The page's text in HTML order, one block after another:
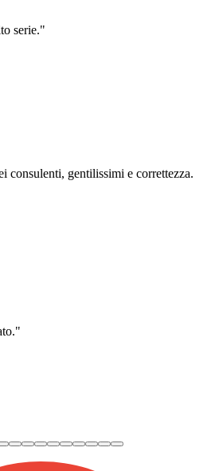
serie."
consulenti, gentilissimi e correttezza.